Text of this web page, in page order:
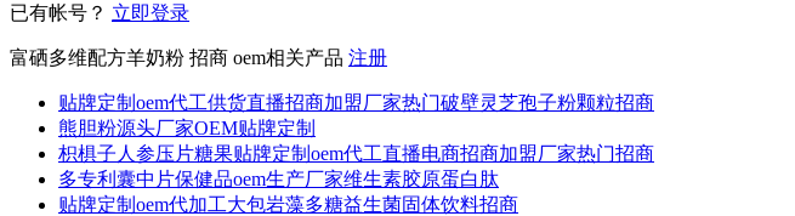
已有帐号？ 立即登录
富硒多维配方羊奶粉 招商 oem相关产品 注册
贴牌定制oem代工供货直播招商加盟厂家热门破壁灵芝孢子粉颗粒招商
熊胆粉源头厂家OEM贴牌定制
枳椇子人参压片糖果贴牌定制oem代工直播电商招商加盟厂家热门招商
多专利囊中片保健品oem生产厂家维生素胶原蛋白肽
贴牌定制oem代加工大包岩藻多糖益生菌固体饮料招商